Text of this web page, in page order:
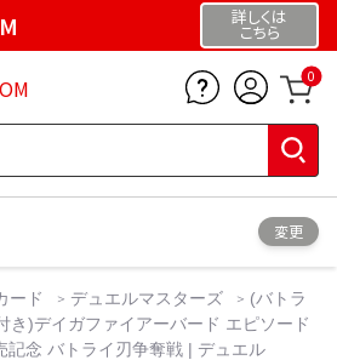
詳しくは
こちら
0
変更
ード デュエルマスターズ
(バトラ
き)デイガファイアーバード エピソード
記念 バトライ刃争奪戦 | デュエル